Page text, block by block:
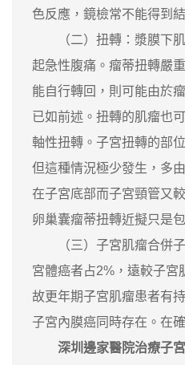
色反應，鏡檢常不能得到
（二）扭轉：漿膜下肌
起急性腹痛。瘤蒂扭轉嚴
能自行轉回，則可能由於
已如前述。扭轉的肌瘤也
軸性扭轉。子宮扭轉的部
但這種情況極少發生，多
在子宮底部而子宮頸管又
卵巢囊瘤蒂扭轉近擬只是
（三）子宮肌瘤合併子
宮體癌者占2%，遠較子宮
故更年期子宮肌瘤患者有
子宮內膜癌同時存在。在
深圳邊家醫院治療子